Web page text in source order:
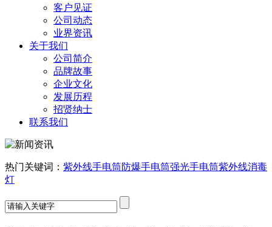
客户见证
公司动态
业界资讯
关于我们
公司简介
品牌故事
企业文化
发展历程
招贤纳士
联系我们
热门关键词： 紫外线手电筒防爆手电筒强光手电筒紫外线消毒
灯